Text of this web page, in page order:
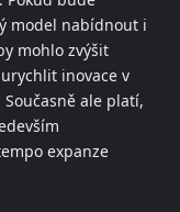
model nabídnout i
mohlo zvýšit
inovace v
ale platí,
expanze